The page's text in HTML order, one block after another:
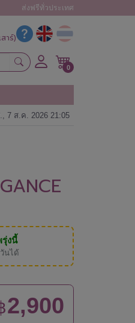
ส่งฟรีทั่วประเทศ
าร์)
0
7 ส.ค. 2026 21:05
รุ่งนี้
นได้
2,900